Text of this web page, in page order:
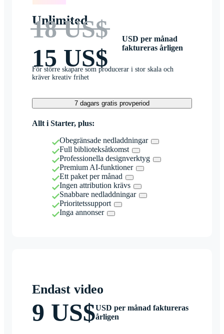
Unlimited
18 US$
15 US$
USD per månad
faktureras årligen
För större skapare som producerar i stor skala och
kräver kreativ frihet
7 dagars gratis provperiod
Allt i Starter, plus:
Obegränsade nedladdningar
Full biblioteksåtkomst
Professionella designverktyg
Premium AI-funktioner
Ett paket per månad
Ingen attribution krävs
Snabbare nedladdningar
Prioritetssupport
Inga annonser
Endast video
9 US$USD per månad faktureras
årligen